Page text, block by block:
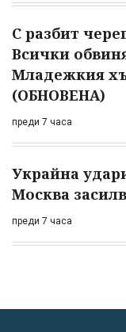
С разбит
Всички
Младежкия
(ОБНОВЕНА)
преди 7 часа
Украйна
Москва
преди 7 часа